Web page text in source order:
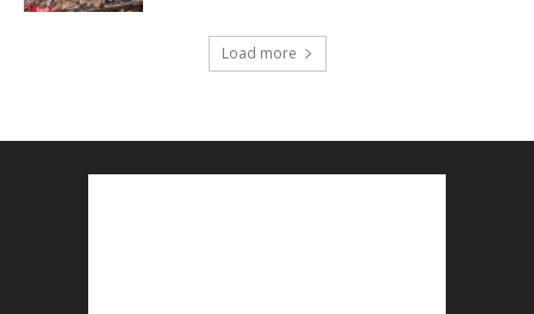
Load more